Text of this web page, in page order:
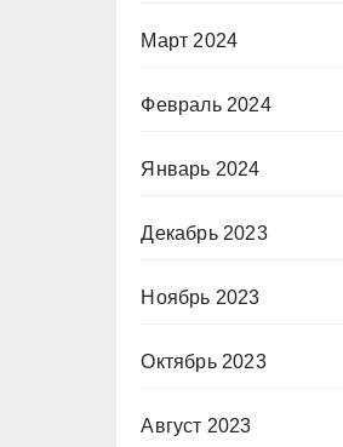
Март 2024
Февраль 2024
Январь 2024
Декабрь 2023
Ноябрь 2023
Октябрь 2023
Август 2023